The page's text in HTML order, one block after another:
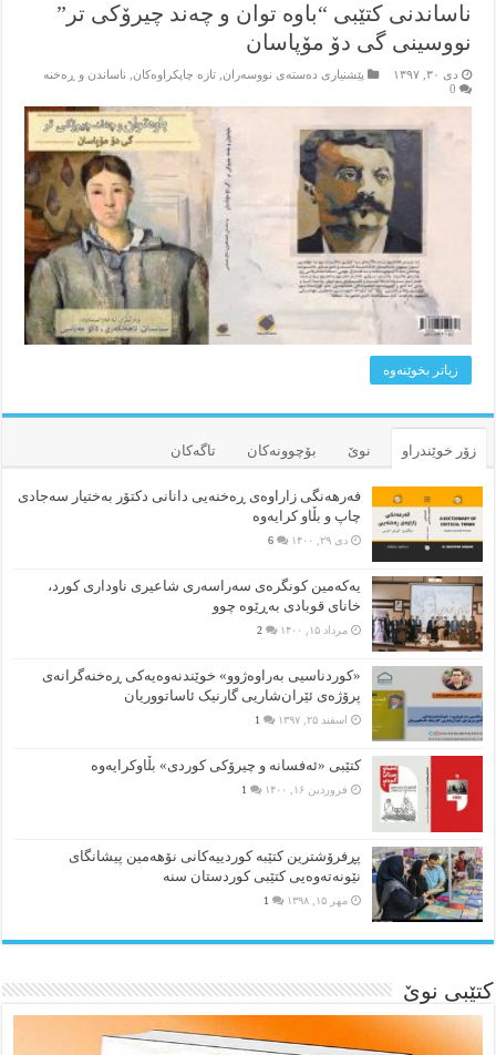
ناساندنی کتێبی “باوە توان و چەند چیرۆکی تر”
نووسینی گی دۆ مۆپاسان
دی ۳۰, ۱۳۹۷ پێشنیاری ده‌سته‌ی نووسه‌ران ,تازه‌ چاپکراوه‌کان
ناساندن و ڕه‌خنه‌
0
زیاتر بخوێنه‌وه‌
زۆر خوێندراو نوێ بۆچوونه‌کان تاگەکان
فەرهەنگی زاراوەی ڕەخنەیی دانانی دکتۆر بەختیار سەجادی
چاپ و بڵاو کرایەوە
دی ۲۹, ۱۴۰۰ 6
یەکەمین کونگرەی سەراسەری شاعیری‌ ناوداری کورد،
خانای قوبادی بەڕێوە چوو
مرداد ۱۵, ۱۴۰۰ 2
«کوردناسیی بەراوەژوو» خوێندنەوەیەکی ڕەخنەگرانەی
پرۆژەی ئێران‌شاریی گارنیک ئاساتووریان
اسفند ۲۵, ۱۳۹۷ 1
کتێبی «ئەفسانە و چیرۆکی کوردی» بڵاوکرایەوە
فروردین ۱۶, ۱۴۰۰ 1
پڕفرۆشترین کتێبە کوردییەکانی نۆهەمین پیشانگای
نێونەتەوەیی کتێبی کوردستان سنە
مهر ۱۵, ۱۳۹۸ 1
کتێبی نوێ